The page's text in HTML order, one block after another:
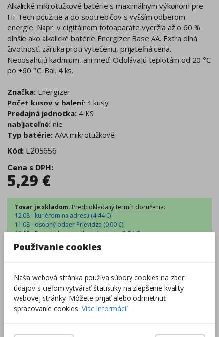
Alkalické mikrotužkové batérie s maximálnym výkonom pre
Hi-Tech použitie a do spotrebičov s vyšším odberom
energie. Napr. v digitálnom fotoaparáte vydržia až o 60 %
dlhšie ako alkalické batérie Energizer Base AA. Extra dlhá
životnosť, záruka proti vytečeniu, prijateľná cena.
Neobsahujú kadmium, ani meď. Odolávajú teplotám od 20 °C
po +60 °C. Bal. 4 ks.
Značka: Energizer
Počet kusov v balení: 4 kusy
Predajná jednotka: 4 KS
nabíjateľné: nie
Typ batérie: AAA mikrotužkové
Kód: L205656
Cena s DPH:
5,29 €
Tovar je skladom. Predpokladanýtermín doručenia:
12.08 - kuriérom na adresu (4,44€)
11.08 - osobný odber Prievidza (0,00€)
12.08 - Packeta box a odberné miesta (2,54€)
12.08 - osobný odber v predajni (
Centrálny sklad: 0 ks
– +
Používanie cookies
Naša webová stránka používa súbory cookies na zber
údajov s cieľom vytvárať štatistiky na zlepšenie kvality
webovej stránky. Môžete prijať alebo odmietnuť
spracovanie cookies. Viac informácií